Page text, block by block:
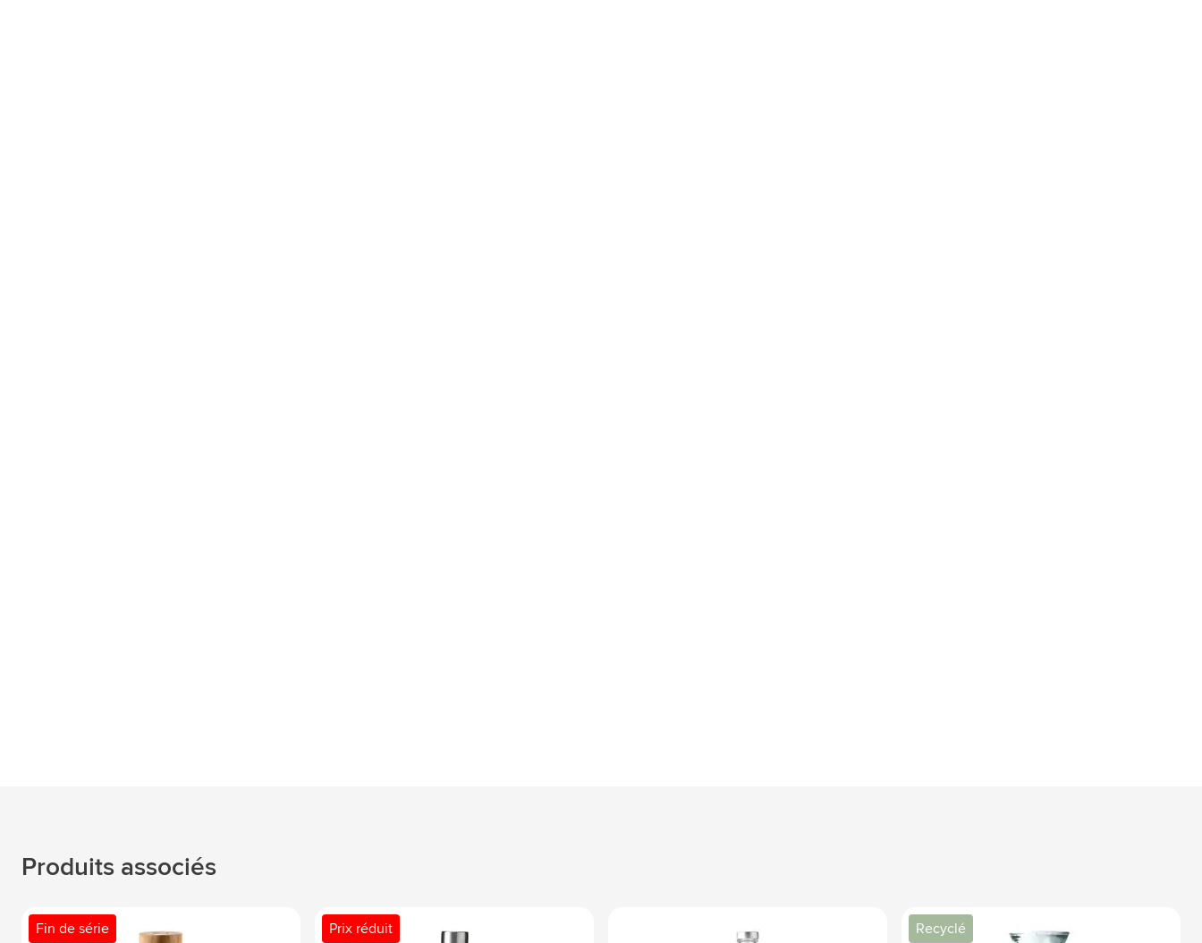
Produits associés
Fin de série Prix réduit Recyclé